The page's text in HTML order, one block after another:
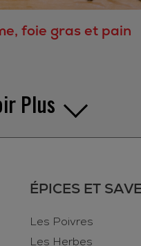
foie gras et pain
Plus
ÉPICES ET
Les Poivres
Les Herbes